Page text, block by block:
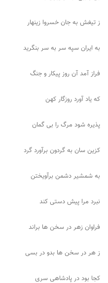
ز تیغش به جان خسروا زینهار
به ایران سپه سر به سر بنگرید
فراز آمد آن روز پیکار و جنگ
که یاد آورد روزگار کهن
پذیره شود مرگ را بی گمان
کزین سان به گردون برآورد گرد
به شمشیر دشمن برآویختن
نبرد مرا پیش دستی کند
فراوان زهر در سخن ها براند
ز هر در سخن ها بدو در بسی
کجا بود در پادشاهی سری